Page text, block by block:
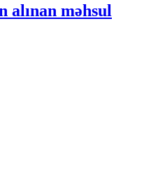
alınan məhsul